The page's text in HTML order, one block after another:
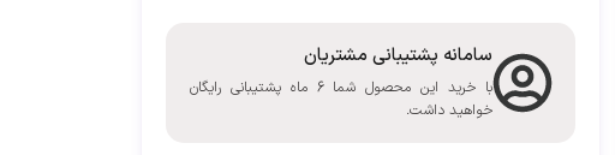
سامانه پشتیبانی مشتریان
با خرید این محصول شما 6 ماه پشتیبانی رایگان
خواهید داشت.